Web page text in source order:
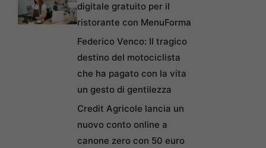
digitale gratuito per il
ristorante con MenuForma
Federico Venco: Il tragico
destino del motociclista
che ha pagato con la vita
un gesto di gentilezza
Credit Agricole lancia un
nuovo conto online a
canone zero con 50 euro